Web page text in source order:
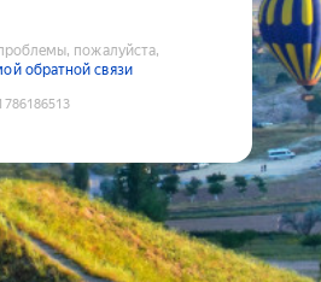
пожалуйста,
обратной связи